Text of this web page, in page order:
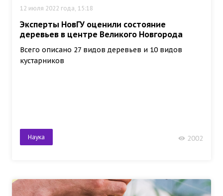
12 июля 2022 года, 15:18
Эксперты НовГУ оценили состояние
деревьев в центре Великого Новгорода
Всего описано 27 видов деревьев и 10 видов
кустарников
Наука 2002